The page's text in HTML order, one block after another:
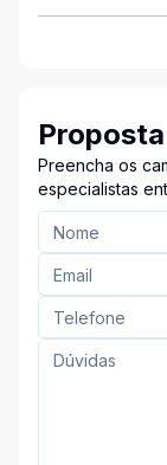
Proposta
Preencha os
especialistas